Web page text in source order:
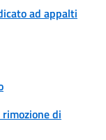
ad appalti
di